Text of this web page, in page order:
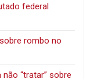
federal
rombo no
“tratar” sobre